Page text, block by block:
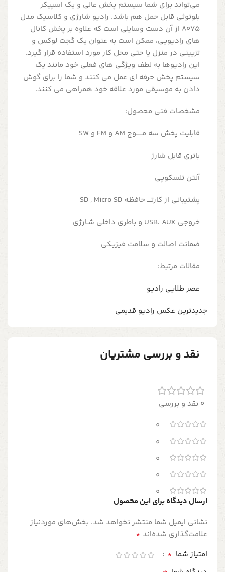
می‌تواند برای شما سیستم پخش عالی و یک اسپیکر
بلوتوثی قابل حمل هم باشد. رادیو شارژی و کلاسیک مدل
8075 از آن دست وسایلی است که علاوه بر پخش کانال
های رادیویی، ممکن است به عنوان یک گجت لوکس و
تزیینی در منزل یا حتی محل کار مورد استفاده قرار گیرد.
این رادیوها به لطف ویژگی های فعلی خود مانند یک
سیستم پخش حرفه ای عمل می کنند و شما را برای گوش
دادن به موسیقی مورد علاقه خود همراهی می کنند.
مشخصات فنی محصول:
قابلیت پخش سه مــــــوج AM و FM و SW
باتری قابل شارژ
آنتن تلسکوپی
پشتیبانی از کارتــــ حافظـه SD , Micro SD
خروجی USB، AUX و باطری داخلی شـارژی
ضمانت اصالت و سلامت فیزیکی
مقالات مرتبط:
عصر طلایی رادیو
جدیدترین عکس رادیو قدیمی
نقد و بررسی مشتریان
0 نقد و بررسی
0
0
0
0
0
ارسال دیدگاه برای این محصول
نشانی ایمیل شما منتشر نخواهد شد. بخش‌های موردنیاز
علامت‌گذاری شده‌اند *
امتیاز شما *